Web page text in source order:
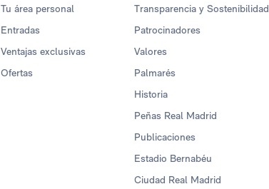
Tu área personal
Entradas
Ventajas exclusivas
Ofertas
Transparencia y Sostenibilidad
Patrocinadores
Valores
Palmarés
Historia
Peñas Real Madrid
Publicaciones
Estadio Bernabéu
Ciudad Real Madrid